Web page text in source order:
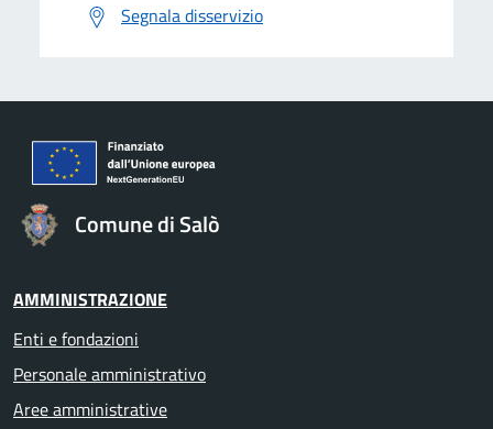
Segnala disservizio
Comune di Salò
AMMINISTRAZIONE
Enti e fondazioni
Personale amministrativo
Aree amministrative